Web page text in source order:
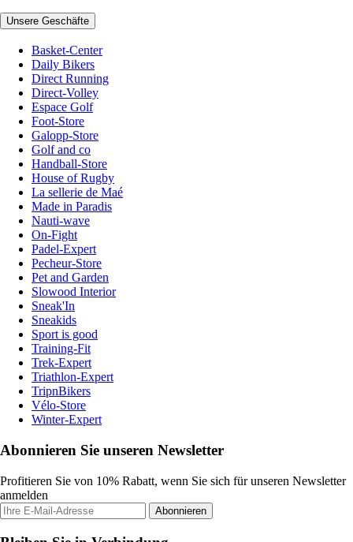
Unsere Geschäfte
Basket-Center
Daily Bikers
Direct Running
Direct-Volley
Espace Golf
Foot-Store
Galopp-Store
Golf and co
Handball-Store
House of Rugby
La sellerie de Maé
Made in Paradis
Nauti-wave
On-Fight
Padel-Expert
Pecheur-Store
Pet and Garden
Slowood Interior
Sneak'In
Sneakids
Sport is good
Training-Fit
Trek-Expert
Triathlon-Expert
TripnBikers
Vélo-Store
Winter-Expert
Abonnieren Sie unseren Newsletter
Profitieren Sie von 10% Rabatt, wenn Sie sich für unseren Newsletter
anmelden
Abonnieren